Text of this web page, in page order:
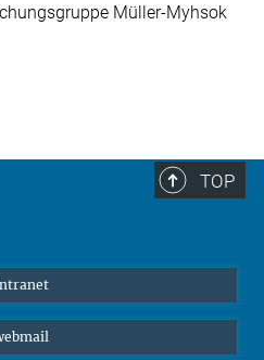
Müller-Myhsok
TOP